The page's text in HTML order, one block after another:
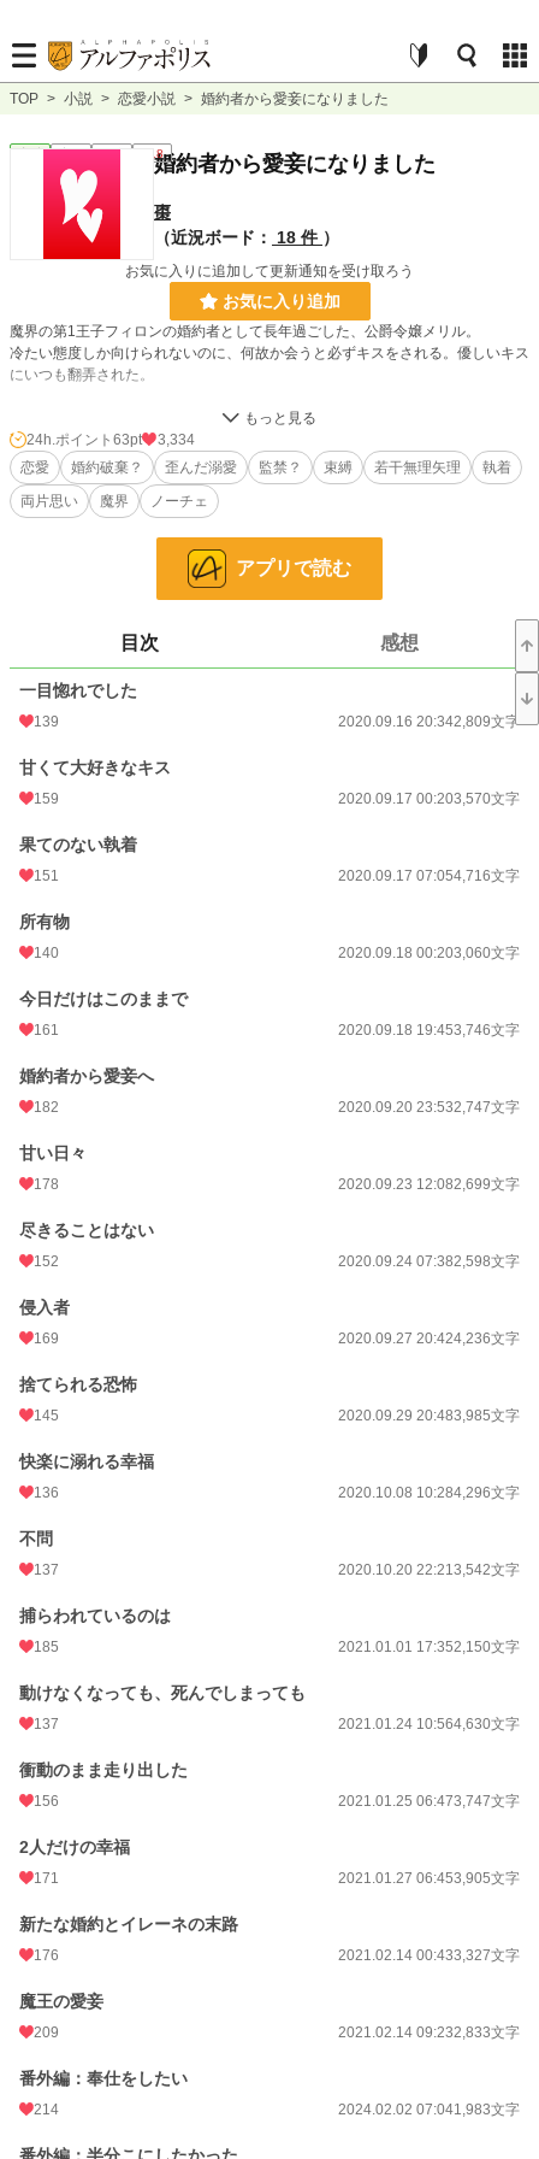
TOP > 小説 > 恋愛小説 > 婚約者から愛妾になりました
完結 長編 R18婚約者から愛妾になりました
棗
（近況ボード：
18 件 ）
お気に入りに追加して更新通知を受け取ろう
お気に入り追加
魔界の第1王子フィロンの婚約者として長年過ごした、公爵令嬢メリル。
冷たい態度しか向けられないのに、何故か会うと必ずキスをされる。優しいキス
にいつも翻弄された。
しかし、魔力容量が強い事から結ばれた婚約だったのに、ある日突然メリルの魔
力は失われてしまった。
他人嫌いな王子の為と魔力が戻るのを視野に入れた魔王が成人までは婚約を継続
すると宣言。
元々、王子には冷たい態度しか取られていなかったので覚悟を決めて魔王城から
そこには婚約破棄をする王子がいた……。
お気に入り
24h.ポイント 63 pt
文字数
更新日時
初回公開日時
初回完結日時 2021.02.14 09:24
月間ポイント 2,275 pt (14,672 位)
24h.ポイント 63pt
3,334
恋愛
婚約破棄？ 歪んだ溺愛 監禁？ 束縛 若干無理矢理
執着
両片思い
魔界 ノーチェ
アプリで読む
目次 感想
一目惚れでした
139 2020.09.16 20:342,809文字
甘くて大好きなキス
159 2020.09.17 00:203,570文字
果てのない執着
151 2020.09.17 07:054,716文字
所有物
140 2020.09.18 00:203,060文字
今日だけはこのままで
161 2020.09.18 19:453,746文字
婚約者から愛妾へ
182 2020.09.20 23:532,747文字
甘い日々
178 2020.09.23 12:082,699文字
尽きることはない
152 2020.09.24 07:382,598文字
侵入者
169 2020.09.27 20:424,236文字
捨てられる恐怖
145 2020.09.29 20:483,985文字
快楽に溺れる幸福
136 2020.10.08 10:284,296文字
不問
137 2020.10.20 22:213,542文字
捕らわれているのは
185 2021.01.01 17:352,150文字
動けなくなっても、死んでしまっても
137 2021.01.24 10:564,630文字
衝動のまま走り出した
156 2021.01.25 06:473,747文字
2人だけの幸福
171 2021.01.27 06:453,905文字
新たな婚約とイレーネの末路
176 2021.02.14 00:433,327文字
魔王の愛妾
209 2021.02.14 09:232,833文字
番外編：奉仕をしたい
214 2024.02.02 07:041,983文字